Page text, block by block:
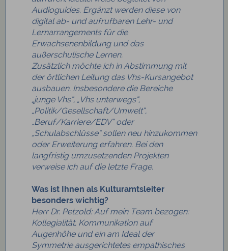
Audioguides. Ergänzt werden diese von
digital ab- und aufrufbaren Lehr- und
Lernarrangements für die
Erwachsenenbildung und das
außerschulische Lernen.
Zusätzlich möchte ich in Abstimmung mit
der örtlichen Leitung das Vhs-Kursangebot
ausbauen. Insbesondere die Bereiche
„junge Vhs“, „Vhs unterwegs“,
„Politik/Gesellschaft/Umwelt“,
„Beruf/Karriere/EDV“ oder
„Schulabschlüsse“ sollen neu hinzukommen
oder Erweiterung erfahren. Bei den
langfristig umzusetzenden Projekten
verweise ich auf die letzte Frage.
Was ist Ihnen als Kulturamtsleiter
besonders wichtig?
Herr Dr. Petzold: Auf mein Team bezogen:
Kollegialität, Kommunikation auf
Augenhöhe und ein am Ideal der
Symmetrie ausgerichtetes empathisches